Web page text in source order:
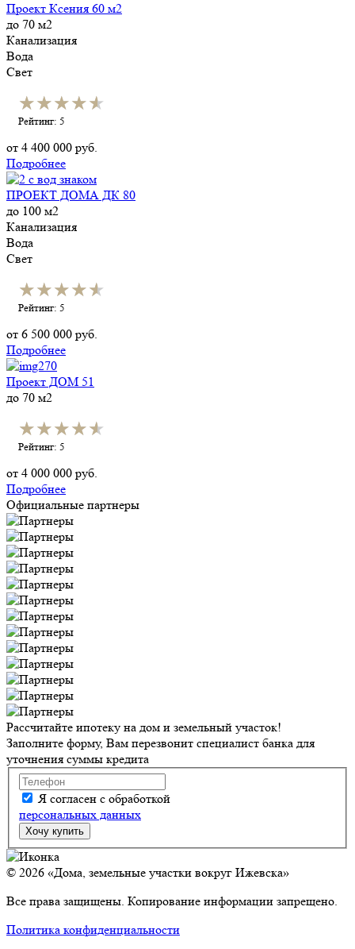
Проект Ксения 60 м2
до 70 м2
Канализация
Вода
Свет
★★★★★
★★★★★
Рейтинг: 5
от 4 400 000 руб.
Подробнее
ПРОЕКТ ДОМА ДК 80
до 100 м2
Канализация
Вода
Свет
★★★★★
★★★★★
Рейтинг: 5
от 6 500 000 руб.
Подробнее
Проект ДОМ 51
до 70 м2
★★★★★
★★★★★
Рейтинг: 5
от 4 000 000 руб.
Подробнее
Официальные партнеры
Рассчитайте ипотеку на дом и земельный участок!
Заполните форму, Вам перезвонит специалист банка для
уточнения суммы кредита
Я согласен с обработкой
персональных данных
© 2026 «Дома, земельные участки вокруг Ижевска»
Все права защищены. Копирование информации запрещено.
Политика конфиденциальности